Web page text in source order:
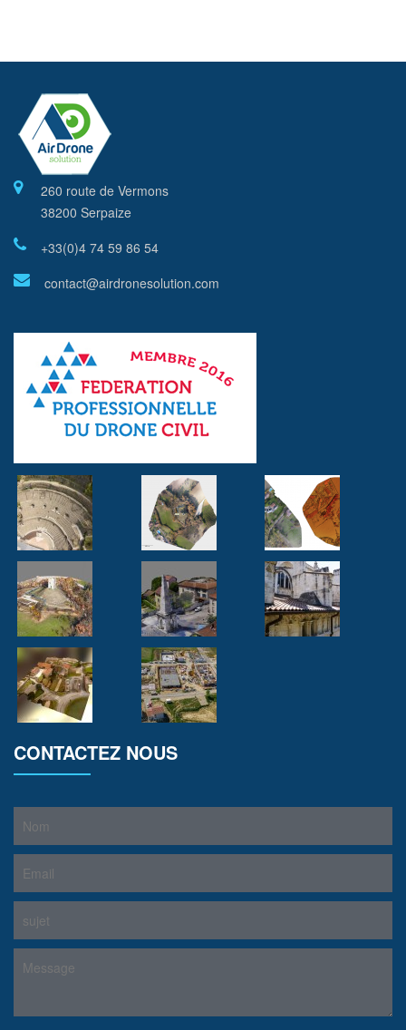
260 route de Vermons
38200 Serpaize
+33(0)4 74 59 86 54
contact@airdronesolution.com
CONTACTEZ NOUS